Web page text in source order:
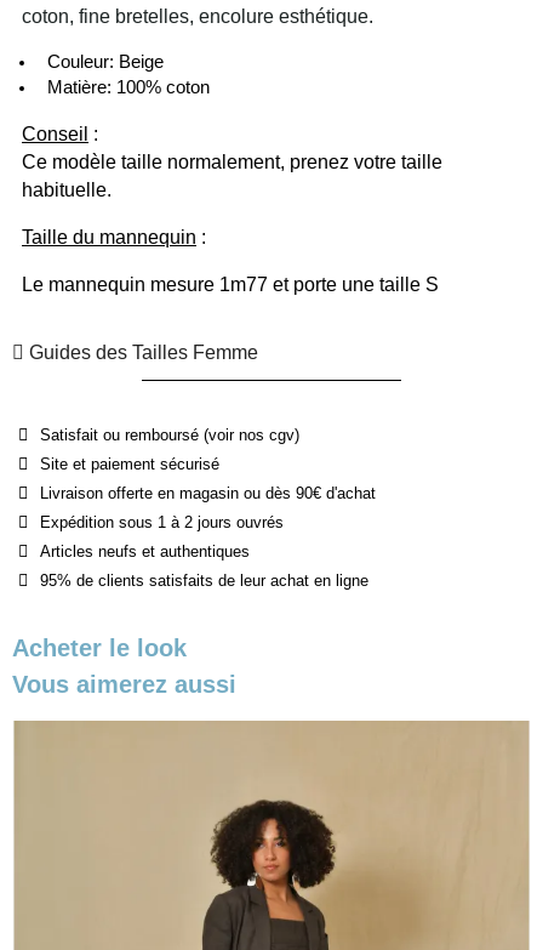
coton, fine bretelles, encolure esthétique.
Couleur: Beige
Matière: 100% coton
Conseil :
Ce modèle taille normalement, prenez votre taille
habituelle.
Taille du mannequin :
Le mannequin mesure 1m77 et porte une taille S
Guides des Tailles Femme
Satisfait ou remboursé (voir nos cgv)
Site et paiement sécurisé
Livraison offerte en magasin ou dès 90€ d'achat
Expédition sous 1 à 2 jours ouvrés
Articles neufs et authentiques
95% de clients satisfaits de leur achat en ligne
Acheter le look
Vous aimerez aussi